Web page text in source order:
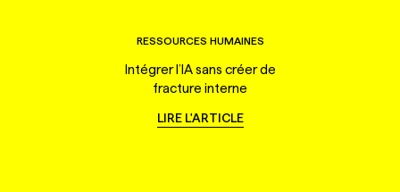
RESSOURCES HUMAINES
Intégrer l’IA sans créer de
fracture interne
LIRE L'ARTICLE